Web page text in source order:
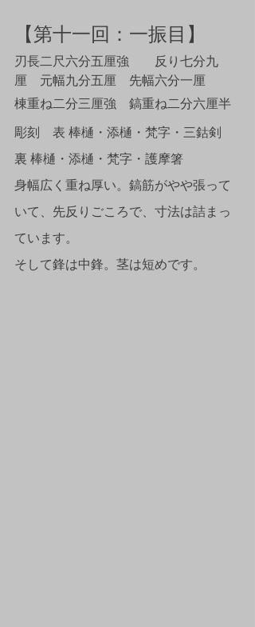
【第十一回：一振目】
刃長二尺六分五厘強　　反り七分九
厘　元幅九分五厘　先幅六分一厘
棟重ね二分三厘強　鎬重ね二分六厘半
彫刻　表 棒樋・添樋・梵字・三鈷剣
裏 棒樋・添樋・梵字・護摩箸
身幅広く重ね厚い。鎬筋がやや張って
いて、先反りごころで、寸法は詰まっ
ています。
そして鋒は中鋒。茎は短めです。